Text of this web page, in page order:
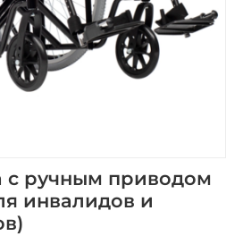
с ручным приводом
инвалидов и